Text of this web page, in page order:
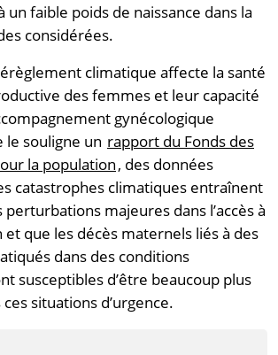
faible poids de naissance dans la
considérées.
climatique affecte la santé
des femmes et leur capacité
gynécologique
le souligne un rapport du Fonds des
la population, des données
catastrophes climatiques entraînent
majeures dans l’accès à
que les décès maternels liés à des
dans des conditions
susceptibles d’être beaucoup plus
situations d’urgence.